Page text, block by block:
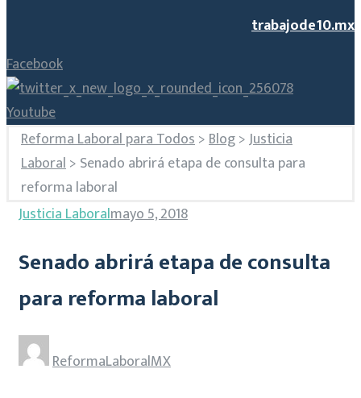
trabajode10.mx
Facebook
Youtube
Reforma Laboral para Todos>Blog>Justicia
Laboral> Senado abrirá etapa de consulta para
reforma laboral
Justicia Laboralmayo 5, 2018
Senado abrirá etapa de consulta
para reforma laboral
ReformaLaboralMX